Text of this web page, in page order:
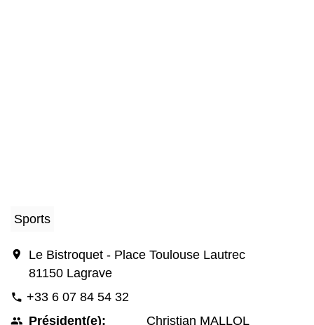
Sports
location_on
Le Bistroquet - Place Toulouse Lautrec
81150 Lagrave
phone +33 6 07 84 54 32
people Président(e):
Christian MALLOL